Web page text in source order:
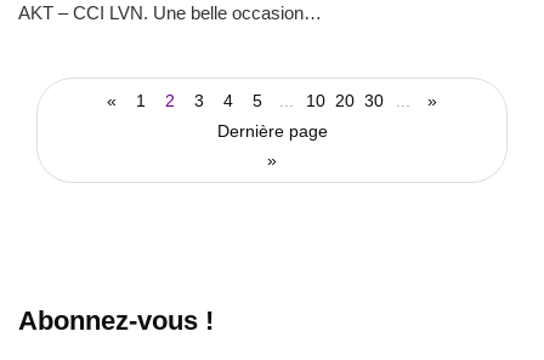
AKT – CCI LVN. Une belle occasion…
« 1 2 3 4 5 10 20 30
»
Dernière page
»
Abonnez-vous !